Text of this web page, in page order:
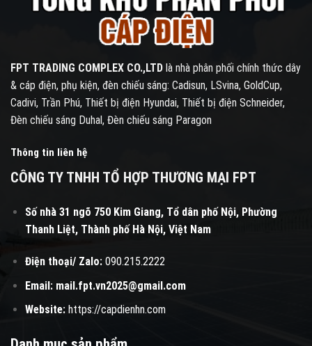
FPT TRADING COMPLEX CO.,LTD là nhà phân phối chính thức dây
& cáp điện, phụ kiện, đèn chiếu sáng: Cadisun, LSvina, GoldCup,
Cadivi, Trần Phú, Thiết bị điện Hyundai, Thiết bị điện Schneider,
Đèn chiếu sáng Duhal, Đèn chiếu sáng Paragon
Thông tin liên hệ
CÔNG TY TNHH TỔ HỢP THƯƠNG MẠI FPT
Số nhà 31 ngõ 750 Kim Giang, Tổ dân phố Nội, Phường
Thanh Liệt, Thành phố Hà Nội, Việt Nam
Điện thoại/ Zalo:090.215.2222
Email: mail.fpt.vn2025@gmail.com
Website: https://capdienhn.com